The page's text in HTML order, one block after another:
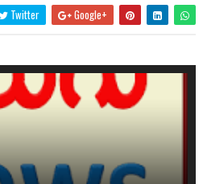
Twitter Google+